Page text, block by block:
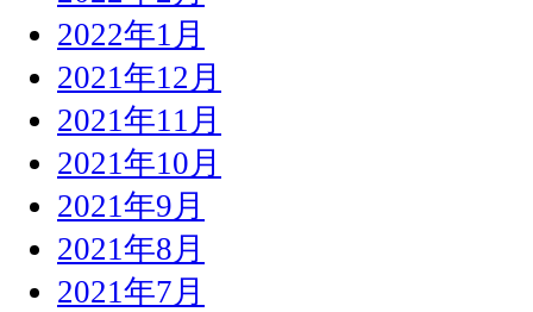
2022年1月
2021年12月
2021年11月
2021年10月
2021年9月
2021年8月
2021年7月